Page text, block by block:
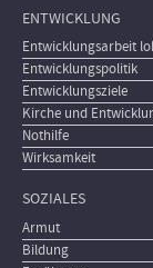
ENTWICKLUNG
Entwicklungsarbeit
Entwicklungspolitik
Entwicklungsziele
Kirche und
Nothilfe
Wirksamkeit
SOZIALES
Armut
Bildung